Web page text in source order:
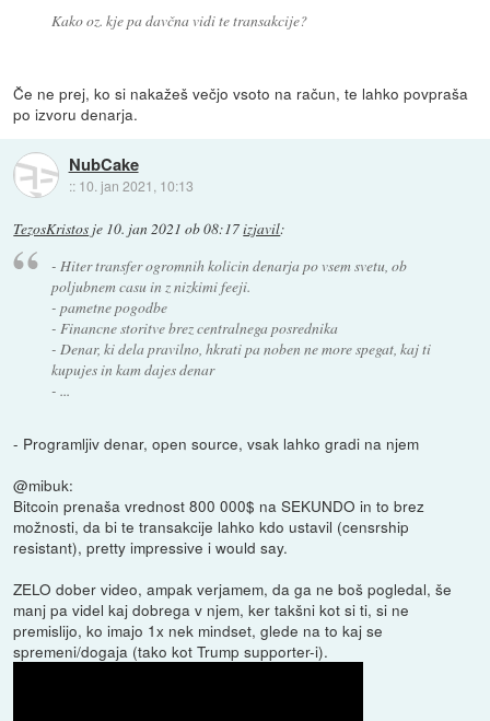
Kako oz. kje pa davčna vidi te transakcije?
Če ne prej, ko si nakažeš večjo vsoto na račun, te lahko povpraša
po izvoru denarja.
NubCake
:: 10. jan 2021, 10:13
TezosKristos je 10. jan 2021 ob 08:17izjavil:
- Hiter transfer ogromnih kolicin denarja po vsem svetu, ob
poljubnem casu in z nizkimi feeji.
- pametne pogodbe
- Financne storitve brez centralnega posrednika
- Denar, ki dela pravilno, hkrati pa noben ne more spegat, kaj ti
kupujes in kam dajes denar
- ...
- Programljiv denar, open source, vsak lahko gradi na njem
@mibuk:
Bitcoin prenaša vrednost 800 000$ na SEKUNDO in to brez
možnosti, da bi te transakcije lahko kdo ustavil (censrship
resistant), pretty impressive i would say.
ZELO dober video, ampak verjamem, da ga ne boš pogledal, še
manj pa videl kaj dobrega v njem, ker takšni kot si ti, si ne
premislijo, ko imajo 1x nek mindset, glede na to kaj se
spremeni/dogaja (tako kot Trump supporter-i).